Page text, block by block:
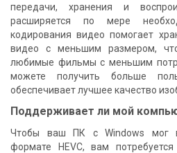
передачи, хранения и
расширяется по мере
кодирования видео помогает
видео с меньшим размером,
любимые фильмы с меньшим
можете получить больше
обеспечивает лучшее качество
Поддерживает ли мой
Чтобы ваш ПК с Windows мог
формате HEVC, вам